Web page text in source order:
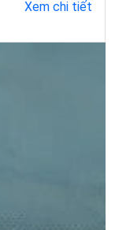
Xem chi tiết